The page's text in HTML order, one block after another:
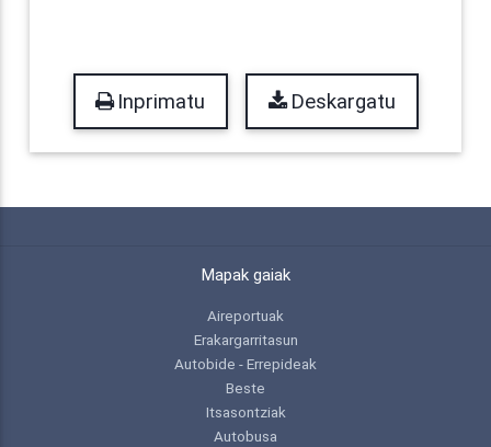
Inprimatu Deskargatu
Mapak gaiak
Aireportuak
Erakargarritasun
Autobide - Errepideak
Beste
Itsasontziak
Autobusa